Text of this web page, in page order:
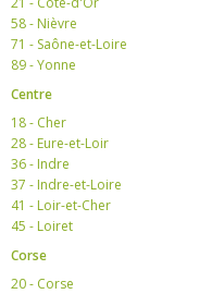
58 - Nièvre
71 - Saône-et-Loire
89 - Yonne
Centre
18 - Cher
28 - Eure-et-Loir
36 - Indre
37 - Indre-et-Loire
41 - Loir-et-Cher
45 - Loiret
Corse
20 - Corse